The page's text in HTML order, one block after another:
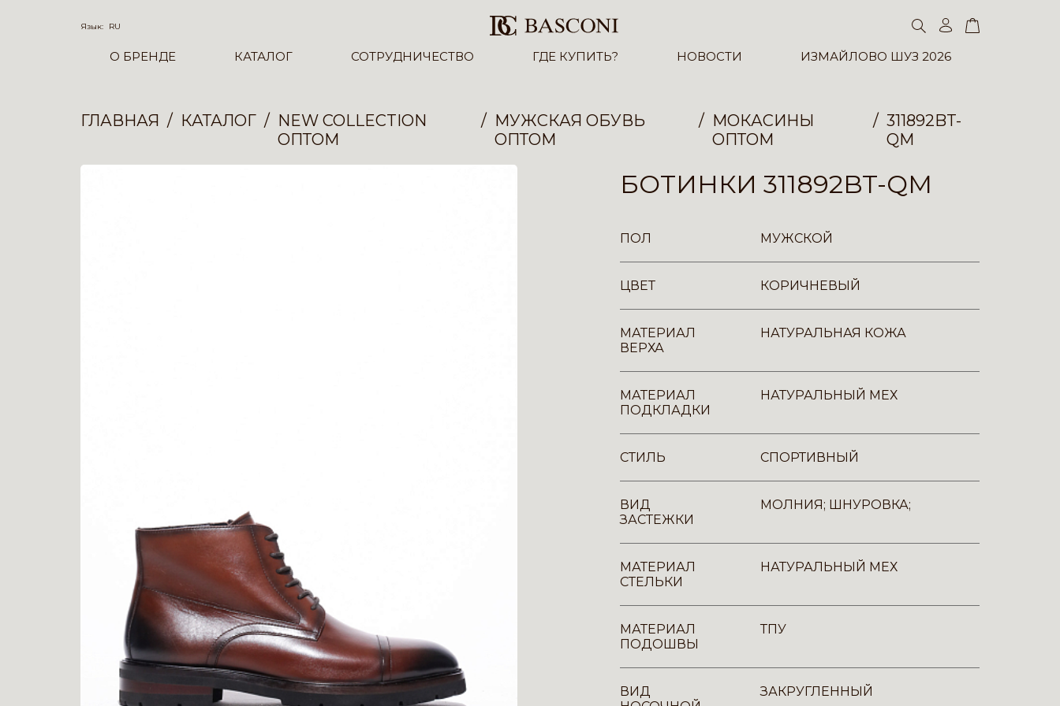
Язык: RU
О БРЕНДЕ КАТАЛОГ СОТРУДНИЧЕСТВО ГДЕ КУПИТЬ? НОВОСТИ ИЗМАЙЛОВО ШУЗ 2026
ГЛАВНАЯ КАТАЛОГ
NEW COLLECTION
ОПТОМ
МУЖСКАЯ ОБУВЬ
ОПТОМ
МОКАСИНЫ
ОПТОМ
311892BT-
QM
БОТИНКИ 311892BT-QM
ПОЛ МУЖСКОЙ
ЦВЕТ КОРИЧНЕВЫЙ
МАТЕРИАЛ
ВЕРХА
НАТУРАЛЬНАЯ КОЖА
МАТЕРИАЛ
ПОДКЛАДКИ
НАТУРАЛЬНЫЙ МЕХ
СТИЛЬ СПОРТИВНЫЙ
ВИД
ЗАСТЕЖКИ
МОЛНИЯ; ШНУРОВКА;
МАТЕРИАЛ
СТЕЛЬКИ
НАТУРАЛЬНЫЙ МЕХ
МАТЕРИАЛ
ПОДОШВЫ
ТПУ
ВИД
ЗАКРУГЛЕННЫЙ